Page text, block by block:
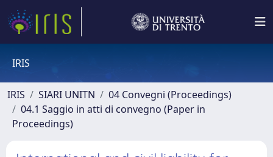
IRIS
IRIS SIARI UNITN
04 Convegni (Proceedings)
04.1 Saggio in atti di convegno (Paper in
Proceedings)